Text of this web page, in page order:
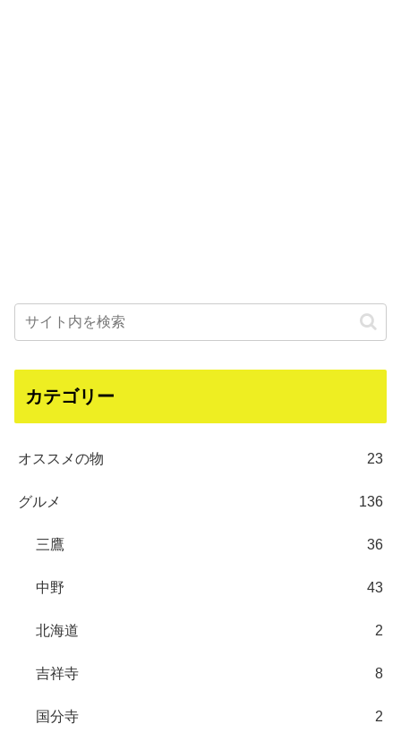
カテゴリー
オススメの物 23
グルメ 136
三鷹 36
中野 43
北海道 2
吉祥寺 8
国分寺 2